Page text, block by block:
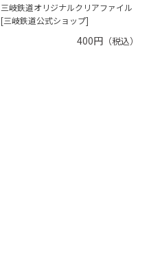
三岐鉄道オリジナルクリアファイル
[三岐鉄道公式ショップ]
400円 （税込）